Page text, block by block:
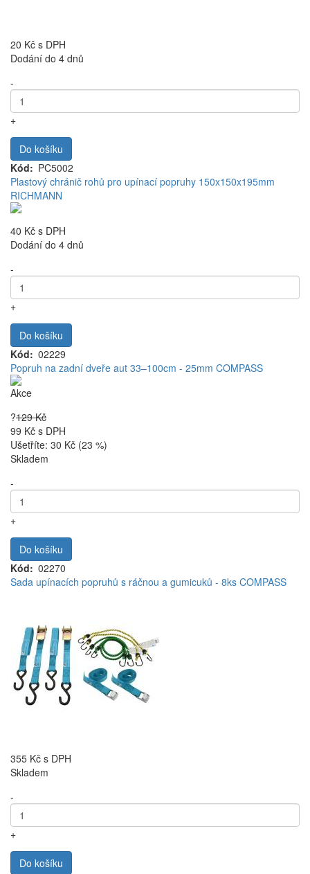
20 Kč s DPH
Dodání do 4 dnů
-
+
Do košíku
Kód
PC5002
Plastový chránič rohů pro upínací popruhy 150x150x195mm
RICHMANN
40 Kč s DPH
Dodání do 4 dnů
-
+
Do košíku
Kód
02229
Popruh na zadní dveře aut 33–100cm - 25mm COMPASS
Akce
?129 Kč
99 Kč s DPH
Ušetříte: 30 Kč (23 %)
Skladem
-
+
Do košíku
Kód
02270
Sada upínacích popruhů s ráčnou a gumicuků - 8ks COMPASS
355 Kč s DPH
Skladem
-
+
Do košíku